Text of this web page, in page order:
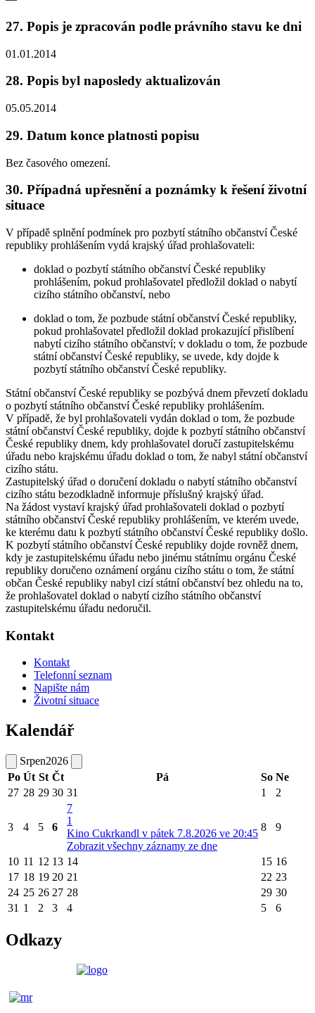
27. Popis je zpracován podle právního stavu ke dni
01.01.2014
28. Popis byl naposledy aktualizován
05.05.2014
29. Datum konce platnosti popisu
Bez časového omezení.
30. Případná upřesnění a poznámky k řešení životní
situace
V případě splnění podmínek pro pozbytí státního občanství České
republiky prohlášením vydá krajský úřad prohlašovateli:
doklad o pozbytí státního občanství České republiky
prohlášením, pokud prohlašovatel předložil doklad o nabytí
cizího státního občanství, nebo
doklad o tom, že pozbude státní občanství České republiky,
pokud prohlašovatel předložil doklad prokazující přislíbení
nabytí cizího státního občanství; v dokladu o tom, že pozbude
státní občanství České republiky, se uvede, kdy dojde k
pozbytí státního občanství České republiky.
Státní občanství České republiky se pozbývá dnem převzetí dokladu
o pozbytí státního občanství České republiky prohlášením.
V případě, že byl prohlašovateli vydán doklad o tom, že pozbude
státní občanství České republiky, dojde k pozbytí státního občanství
České republiky dnem, kdy prohlašovatel doručí zastupitelskému
úřadu nebo krajskému úřadu doklad o tom, že nabyl státní občanství
cizího státu.
Zastupitelský úřad o doručení dokladu o nabytí státního občanství
cizího státu bezodkladně informuje příslušný krajský úřad.
Na žádost vystaví krajský úřad prohlašovateli doklad o pozbytí
státního občanství České republiky prohlášením, ve kterém uvede,
ke kterému datu k pozbytí státního občanství České republiky došlo.
K pozbytí státního občanství České republiky dojde rovněž dnem,
kdy je zastupitelskému úřadu nebo jinému státnímu orgánu České
republiky doručeno oznámení orgánu cizího státu o tom, že státní
občan České republiky nabyl cizí státní občanství bez ohledu na to,
že prohlašovatel doklad o nabytí cizího státního občanství
zastupitelskému úřadu nedoručil.
Kontakt
Kontakt
Telefonní seznam
Napište nám
Životní situace
Kalendář
Srpen2026
Po Út St Čt Pá So Ne
27 28 29 30 31 1 2
3 4 5 6
7
1
Kino Cukrkandl v pátek 7.8.2026 ve 20:45
Zobrazit všechny záznamy ze dne
8 9
10 11 12 13 14 15 16
17 18 19 20 21 22 23
24 25 26 27 28 29 30
31 1 2 3 4 5 6
Odkazy